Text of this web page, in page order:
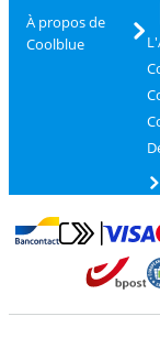
À propos de
Coolblue
Payer avecPayer avec